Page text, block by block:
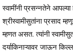
स्वामींनी प्रसन्नतेने
श्रीस्वामीसुतांना प्रसाद
म्हणत असत. त्यांनी
दर्याकिनाऱ्यावर जाऊन